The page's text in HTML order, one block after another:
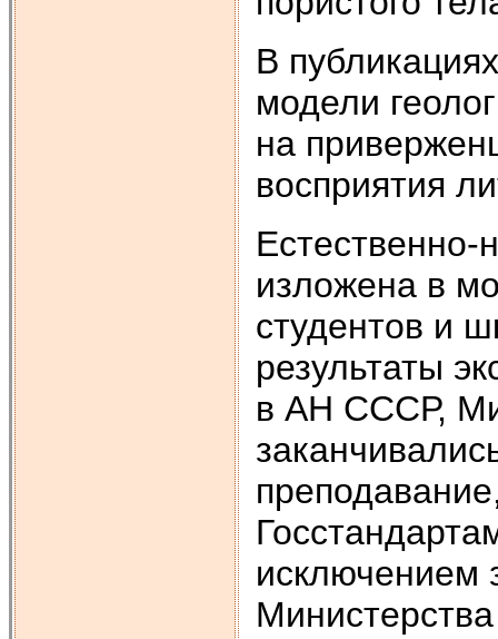
В
модели
на
восприятия
Естественно-
изложена в
студентов и
результаты
в АН СССР,
исключением